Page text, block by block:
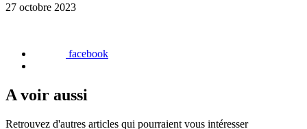
27 octobre 2023
facebook
A voir aussi
Retrouvez d'autres articles qui pourraient vous intéresser